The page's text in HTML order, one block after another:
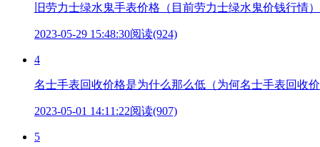
旧劳力士绿水鬼手表价格（目前劳力士绿水鬼价钱行情）
2023-05-29 15:48:30阅读(924)
4
名士手表回收价格是为什么那么低（为何名士手表回收价
2023-05-01 14:11:22阅读(907)
5